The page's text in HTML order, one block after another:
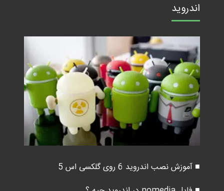
اندروید
■ آموزش نصب اندروید 6 روی گلکسی اس 5